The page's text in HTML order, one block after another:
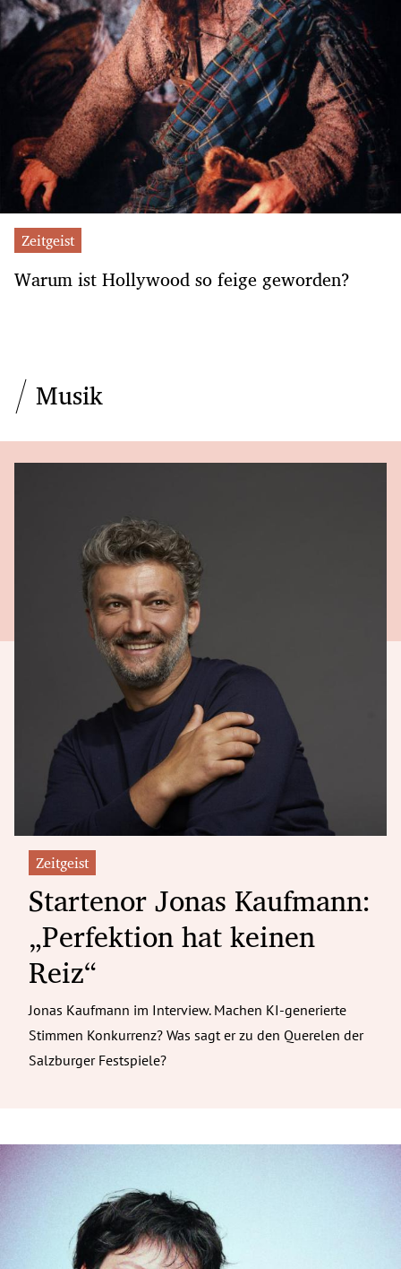
Zeitgeist
Warum ist Hollywood so feige geworden?
Musik
Zeitgeist
Startenor Jonas Kaufmann:
„Perfektion hat keinen
Reiz“
Jonas Kaufmann im Interview. Machen KI-generierte
Stimmen Konkurrenz? Was sagt er zu den Querelen der
Salzburger Festspiele?